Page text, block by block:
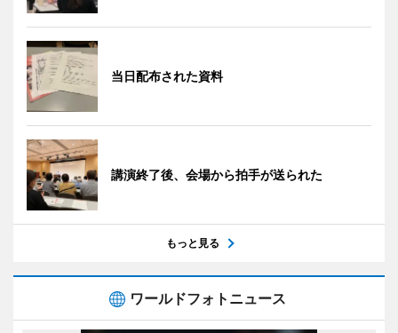
当日配布された資料
講演終了後、会場から拍手が送られた
もっと見る
ワールドフォトニュース